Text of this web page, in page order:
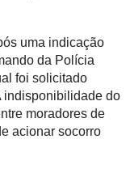
uma indicação
da Polícia
foi solicitado
indisponibilidade do
moradores de
acionar socorro